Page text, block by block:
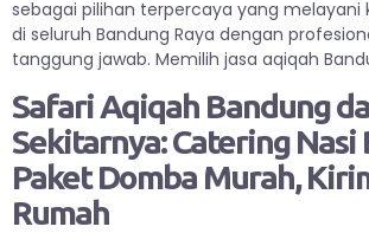
sebagai pilihan terpercaya yang melayani
di seluruh Bandung Raya dengan
tanggung jawab. Memilih jasa aqiqah
Safari Aqiqah Bandung
Sekitarnya: Catering Nasi
Paket Domba Murah,
Rumah